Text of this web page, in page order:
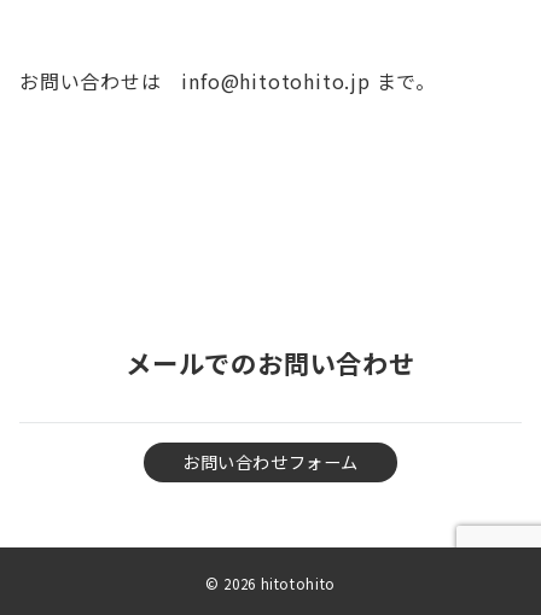
お問い合わせは info@hitotohito.jp まで。
メールでのお問い合わせ
お問い合わせフォーム
© 2026 hitotohito